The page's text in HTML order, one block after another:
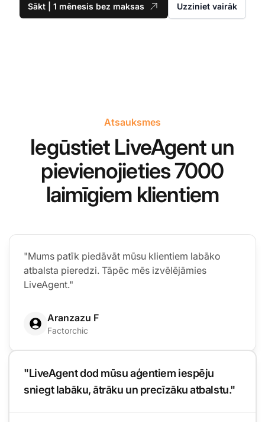
Sākt | 1 mēnesis bez maksas Uzziniet vairāk
Atsauksmes
Iegūstiet LiveAgent un
pievienojieties 7000
laimīgiem klientiem
"Mums patīk piedāvāt mūsu klientiem labāko
atbalsta pieredzi. Tāpēc mēs izvēlējāmies
LiveAgent."
Aranzazu F
Factorchic
"LiveAgent dod mūsu aģentiem iespēju
sniegt labāku, ātrāku un precīzāku atbalstu."